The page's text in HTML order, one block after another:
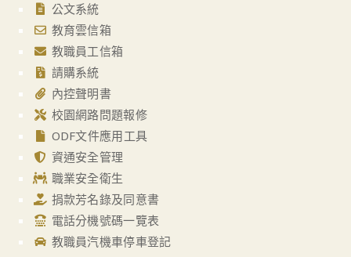
公文系統
教育雲信箱
教職員工信箱
請購系統
內控聲明書
校園網路問題報修
ODF文件應用工具
資通安全管理
職業安全衛生
捐款芳名錄及同意書
電話分機號碼一覽表
教職員汽機車停車登記